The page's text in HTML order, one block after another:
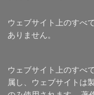
ウェブサイト上のすべ
ありません。
ウェブサイト上のすべ
属し、ウェブサイトは